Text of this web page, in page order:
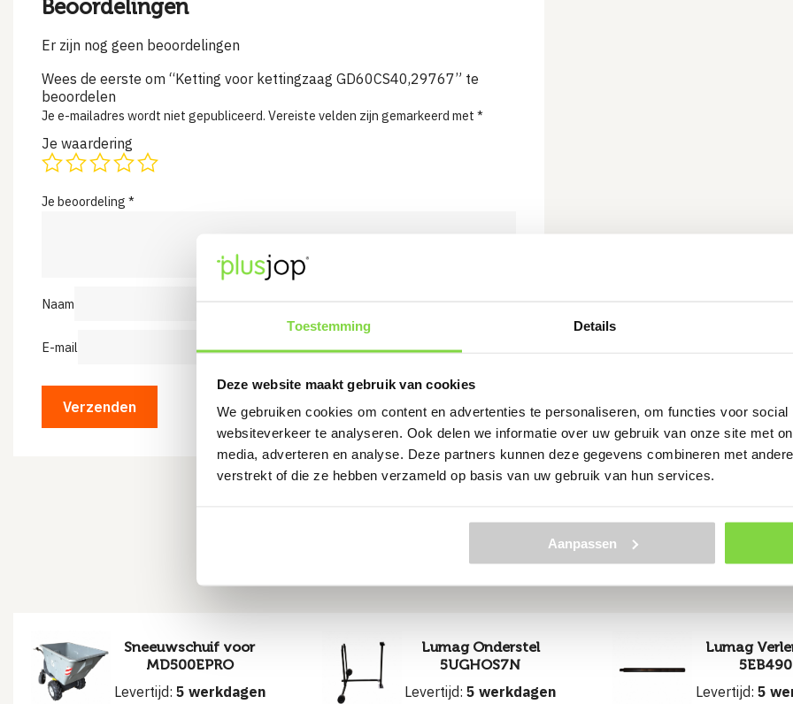
Toestemming Details
Deze website maakt gebruik van cookies
We gebruiken cookies om content en advertenties te personaliseren, om functies voor
websiteverkeer te analyseren. Ook delen we informatie over uw gebruik van onze site met
media, adverteren en analyse. Deze partners kunnen deze gegevens combineren met
verstrekt of die ze hebben verzameld op basis van uw gebruik van hun services.
Aanpassen
Beoordelingen
Er zijn nog geen beoordelingen
Wees de eerste om “Ketting voor kettingzaag GD60CS40,29767” te
beoordelen
Je e-mailadres wordt niet gepubliceerd. Vereiste velden zijn gemarkeerd met *
Je waardering
Je beoordeling *
Naam
E-mail
Misschien kunt u dit ook
Sneeuwschuif voor
MD500EPRO
Levertijd: 5 werkdagen
Lumag Onderstel
5UGHOS7N
Levertijd:5 werkdagen
Lumag
Levertijd: 5